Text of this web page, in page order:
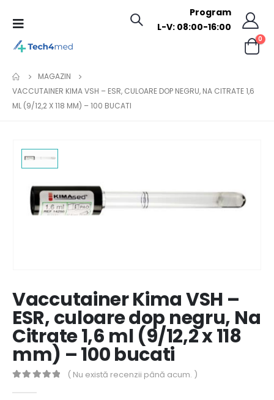
Program
L-V: 08:00-16:00
0
MAGAZIN
VACCUTAINER KIMA VSH – ESR, CULOARE DOP NEGRU, NA CITRATE 1,6
ML (9/12,2 X 118 MM) – 100 BUCATI
Vaccutainer Kima VSH –
ESR, culoare dop negru, Na
Citrate 1,6 ml (9/12,2 x 118
mm) – 100 bucati
( Nu există recenzii până acum. )